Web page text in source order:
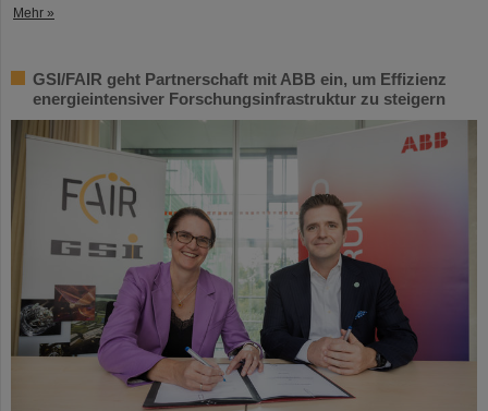
Mehr »
GSI/FAIR geht Partnerschaft mit ABB ein, um Effizienz
energieintensiver Forschungsinfrastruktur zu steigern